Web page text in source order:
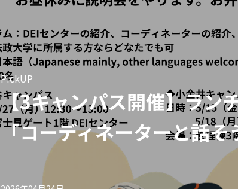
PickUP
【3キャンパス開催】ラン
「コーディネーターと話そ